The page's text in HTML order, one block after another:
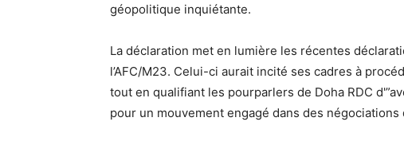
géopolitique inquiétante.
La déclaration met en lumière les récentes
l’AFC/M23. Celui-ci aurait incité ses cadres à
tout en qualifiant les pourparlers de Doha RDC
pour un mouvement engagé dans des négociations